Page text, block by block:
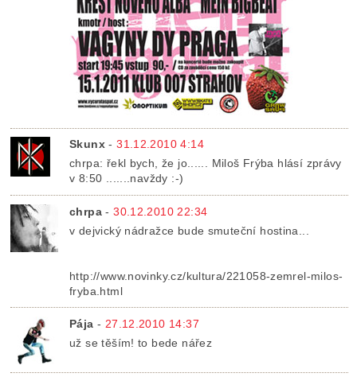
Skunx -31.12.2010 4:14
chrpa: řekl bych, že jo...... Miloš Frýba hlásí zprávy
v 8:50 .......navždy :-)
chrpa -30.12.2010 22:34
v dejvický nádražce bude smuteční hostina...
http://www.novinky.cz/kultura/221058-zemrel-milos-
fryba.html
Pája - 27.12.2010 14:37
už se těším! to bede nářez